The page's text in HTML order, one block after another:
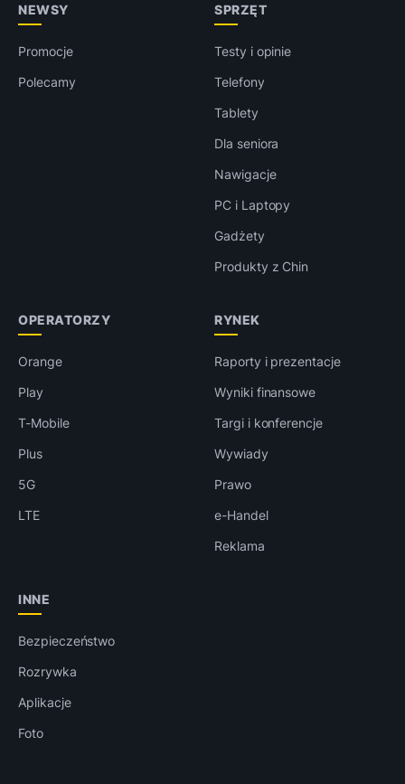
NEWSY
Promocje
Polecamy
SPRZĘT
Testy i opinie
Telefony
Tablety
Dla seniora
Nawigacje
PC i Laptopy
Gadżety
Produkty z Chin
OPERATORZY
Orange
Play
T-Mobile
Plus
5G
LTE
RYNEK
Raporty i prezentacje
Wyniki finansowe
Targi i konferencje
Wywiady
Prawo
e-Handel
Reklama
INNE
Bezpieczeństwo
Rozrywka
Aplikacje
Foto